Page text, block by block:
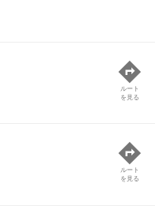
ルート
を見る
ルート
を見る